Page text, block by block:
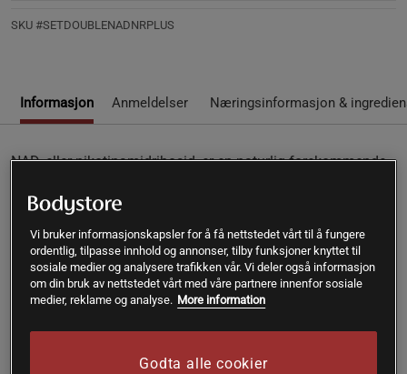
SKU #SETDOUBLENADNRPLUS
Informasjon Anmeldelser Næringsinformasjon &
NAD, eller nikotinamidribosid, er en naturlig forekommende
metabolismen vår. Mengden NAD i cellene synker med
kapsel. Kapslene er utviklet for å ikke løses opp i magen,
men senere i tarmen.
300 mg NAD
Ingen unødvendige tilsetningsstoffer
Varer i 30 dager
Vi bruker informasjonskapsler for å få nettstedet vårt til å fungere
ordentlig, tilpasse innhold og annonser, tilby funksjoner knyttet til
sosiale medier og analysere trafikken vår. Vi deler også informasjon
om din bruk av nettstedet vårt med våre partnere innenfor sosiale
medier, reklame og analyse. More information
Godta alle cookier